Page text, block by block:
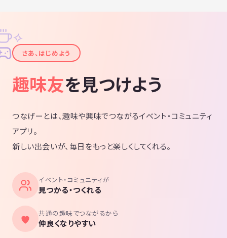
✦
✧
さあ、はじめよう
趣味友を見つけよう
つなげーとは、趣味や興味でつながるイベント・コミュニティ
アプリ。
新しい出会いが、毎日をもっと楽しくしてくれる。
イベント・コミュニティが
見つかる・つくれる
共通の趣味でつながるから
仲良くなりやすい